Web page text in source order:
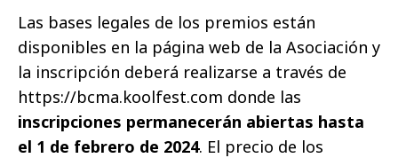
Las bases legales de los premios están
disponibles en la página web de la Asociación y
la inscripción deberá realizarse a través de
https://bcma.koolfest.com donde las
inscripciones permanecerán abiertas hasta
el 1 de febrero de 2024. El precio de los